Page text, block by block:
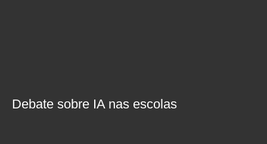
Debate sobre IA nas escolas